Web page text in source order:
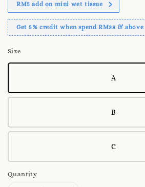
RM5 add on mini wet tissue
Get 5% credit when spend RM38 & above
Size
A
B
C
Quantity